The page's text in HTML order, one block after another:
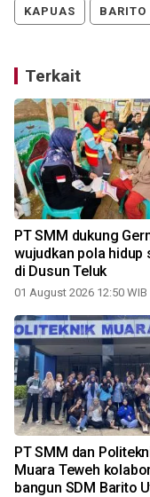
KAPUAS BARITO
Terkait
PT SMM dukung
wujudkan pola hidup
di Dusun Teluk
01 August 2026 12:50 WIB
PT SMM dan
Muara Teweh
bangun SDM Barito